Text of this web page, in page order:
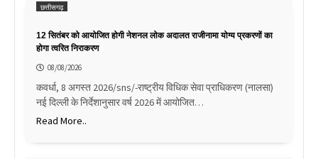
छत्तीसगढ़
12 सितंबर को आयोजित होगी नेशनल लोक अदालत राजीनामा योग्य प्रकरणों का
होगा त्वरित निराकरण
08/08/2026
कवर्धा, 8 अगस्त 2026/sns/-राष्ट्रीय विधिक सेवा प्राधिकरण (नालसा)
नई दिल्ली के निर्देशानुसार वर्ष 2026 में आयोजित…
Read More..